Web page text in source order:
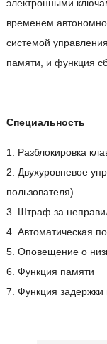
электронными
временем
системой
памяти, и функция
Специальность
1. Разблокировка
2. Двухуровневое
пользователя)
3. Штраф за
4. Автоматическая
5. Оповещение о
6. Функция памяти
7. Функция